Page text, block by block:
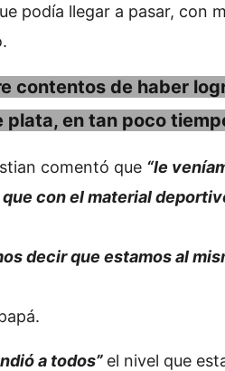
podía llegar a pasar, con
contentos de haber
plata, en tan poco
comentó que “le
que con el material
decir que estamos al
a todos” el nivel que